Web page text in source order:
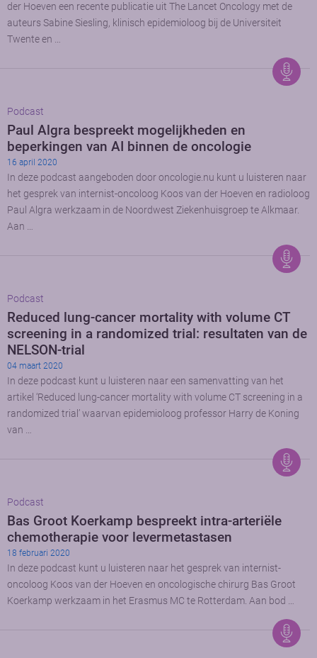
der Hoeven een recente publicatie uit The Lancet Oncology met de
auteurs Sabine Siesling, klinisch epidemioloog bij de Universiteit
Twente en …
Podcast
Paul Algra bespreekt mogelijkheden en
beperkingen van AI binnen de oncologie
16 april 2020
In deze podcast aangeboden door oncologie.nu kunt u luisteren naar
het gesprek van internist-oncoloog Koos van der Hoeven en radioloog
Paul Algra werkzaam in de Noordwest Ziekenhuisgroep te Alkmaar.
Aan …
Podcast
Reduced lung-cancer mortality with volume CT
screening in a randomized trial: resultaten van de
NELSON-trial
04 maart 2020
In deze podcast kunt u luisteren naar een samenvatting van het
artikel ‘Reduced lung-cancer mortality with volume CT screening in a
randomized trial’ waarvan epidemioloog professor Harry de Koning
van …
Podcast
Bas Groot Koerkamp bespreekt intra-arteriële
chemotherapie voor levermetastasen
18 februari 2020
In deze podcast kunt u luisteren naar het gesprek van internist-
oncoloog Koos van der Hoeven en oncologische chirurg Bas Groot
Koerkamp werkzaam in het Erasmus MC te Rotterdam. Aan bod …